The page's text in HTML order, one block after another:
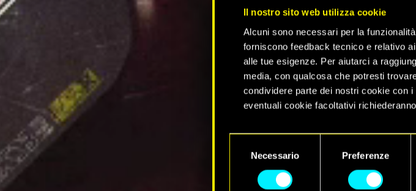
Il nostro sito web utilizza cookie
Alcuni sono necessari per la
forniscono feedback tecnico e relativo
alle tue esigenze. Per aiutarci a
media, con qualcosa che potresti
condividere parte dei nostri cookie con
eventuali cookie facoltativi
Tutti i dettagli su come utilizziamo i
consenso
Necessario Preferenze